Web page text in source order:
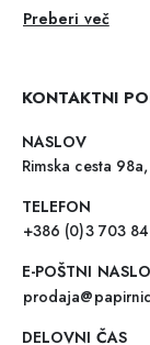
Preberi več
KONTAKTNI
NASLOV
Rimska cesta
TELEFON
+386 (0)3 703
E-POŠTNI
DELOVNI ČAS